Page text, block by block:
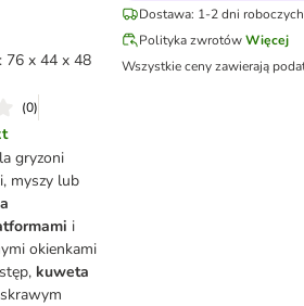
76 x 44 x 48
(0)
gryzoni
myszy lub
i
okienkami
kuweta
Dostawa: 1-2 dni
Polityka zwrotówWięcej
Wszystkie ceny zawierają